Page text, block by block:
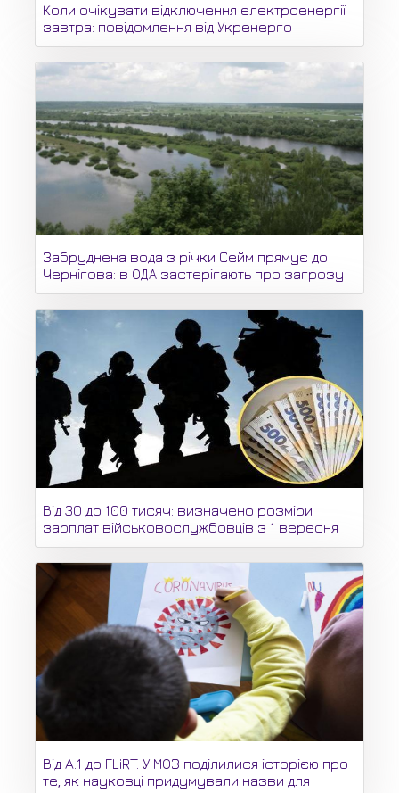
Коли очікувати відключення електроенергії
завтра: повідомлення від Укренерго
Забруднена вода з річки Сейм прямує до
Чернігова: в ОДА застерігають про загрозу
Від 30 до 100 тисяч: визначено розміри
зарплат військовослужбовців з 1 вересня
Від A.1 до FLiRT. У МОЗ поділилися історією про
те, як науковці придумували назви для